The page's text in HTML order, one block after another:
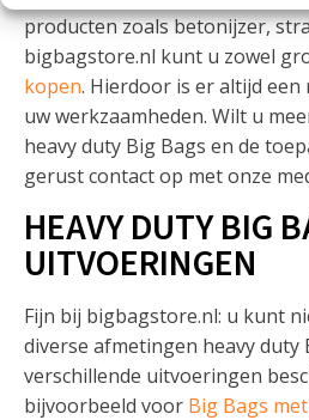
producten zoals betonijzer,
bigbagstore.nl kunt u zowel
kopen. Hierdoor is er altijd
uw werkzaamheden. Wilt u
heavy duty Big Bags en de
gerust contact op met onze
HEAVY DUTY BIG
UITVOERINGEN
Fijn bij bigbagstore.nl: u kunt
diverse afmetingen heavy duty
verschillende uitvoeringen
bijvoorbeeld voor Big Bags